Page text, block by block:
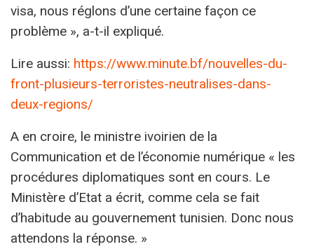
visa, nous réglons d’une certaine façon ce
problème », a-t-il expliqué.
Lire aussi: https://www.minute.bf/nouvelles-du-
front-plusieurs-terroristes-neutralises-dans-
deux-regions/
A en croire, le ministre ivoirien de la
Communication et de l’économie numérique « les
procédures diplomatiques sont en cours. Le
Ministère d’Etat a écrit, comme cela se fait
d’habitude au gouvernement tunisien. Donc nous
attendons la réponse. »